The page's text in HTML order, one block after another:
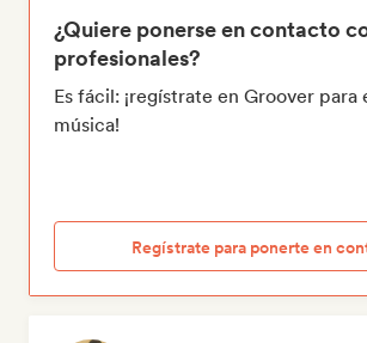
¿Quiere ponerse en contacto
profesionales?
Es fácil: ¡regístrate en Groover para
música!
Regístrate para ponerte en